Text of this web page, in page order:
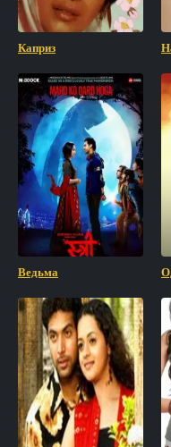
Каприз
Ведьма